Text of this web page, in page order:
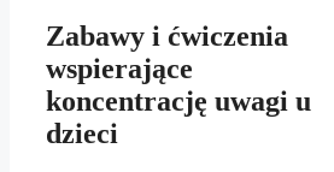
Zabawy i ćwiczenia
wspierające
koncentrację uwagi u
dzieci